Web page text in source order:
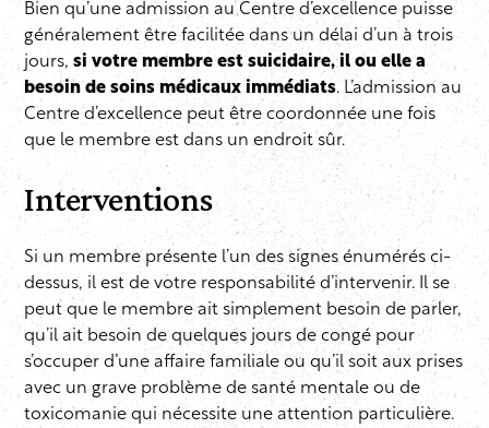
Bien qu’une admission au Centre d’excellence puisse
généralement être facilitée dans un délai d’un à trois
jours, si votre membre est suicidaire, il ou elle a
besoin de soins médicaux immédiats. L’admission au
Centre d’excellence peut être coordonnée une fois
que le membre est dans un endroit sûr.
Interventions
Si un membre présente l’un des signes énumérés ci-
dessus, il est de votre responsabilité d’intervenir. Il se
peut que le membre ait simplement besoin de parler,
qu’il ait besoin de quelques jours de congé pour
s’occuper d’une affaire familiale ou qu’il soit aux prises
avec un grave problème de santé mentale ou de
toxicomanie qui nécessite une attention particulière.